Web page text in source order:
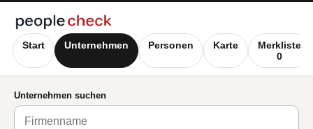
Start Unternehmen Personen Karte
Merkliste
0
Unternehmen suchen